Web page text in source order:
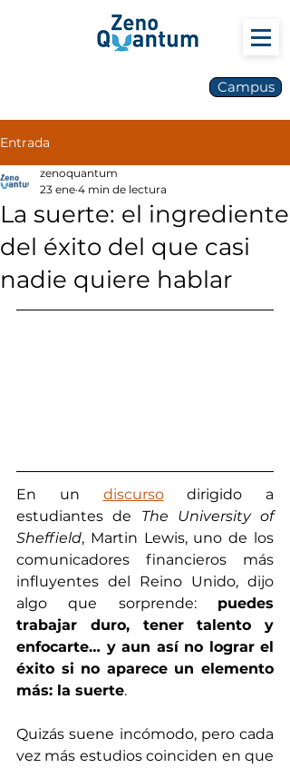
Campus
Entrada
La suerte: el ingrediente
del éxito del que casi
nadie quiere hablar
zenoquantum
23 ene 4 min de lectura
En un discurso dirigido a
estudiantes de The University of
Sheffield, Martin Lewis, uno de los
comunicadores financieros más
influyentes del Reino Unido, dijo
algo que sorprende: puedes
trabajar duro, tener talento y
enfocarte… y aun así no lograr el
éxito si no aparece un elemento
más: la suerte.
Quizás suene incómodo, pero cada
vez más estudios coinciden en que